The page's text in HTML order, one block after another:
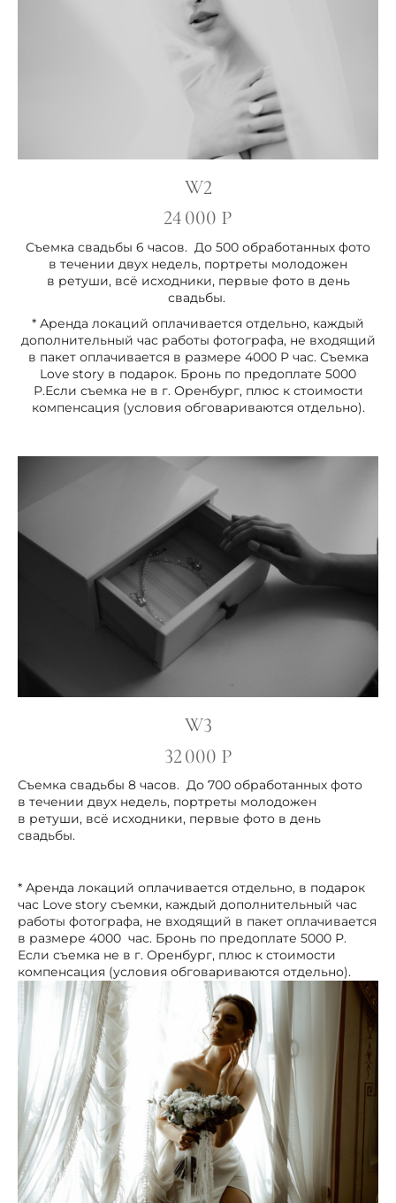
W2
24 000 Р
Съемка свадьбы 6 часов. До 500 обработанных фото
в течении двух недель, портреты молодожен
в ретуши, всё исходники, первые фото в день
свадьбы.
* Аренда локаций оплачивается отдельно, каждый
дополнительный час работы фотографа, не входящий
в пакет оплачивается в размере 4000 Р час. Съемка
Love story в подарок. Бронь по предоплате 5000
Р.Если съемка не в г. Оренбург, плюс к стоимости
компенсация (условия обговариваются отдельно).
W3
32 000 Р
Съемка свадьбы 8 часов. До 700 обработанных фото
в течении двух недель, портреты молодожен
в ретуши, всё исходники, первые фото в день
свадьбы.
* Аренда локаций оплачивается отдельно, в подарок
час Love story съемки, каждый дополнительный час
работы фотографа, не входящий в пакет оплачивается
в размере 4000 час. Бронь по предоплате 5000 Р.
Если съемка не в г. Оренбург, плюс к стоимости
компенсация (условия обговариваются отдельно).